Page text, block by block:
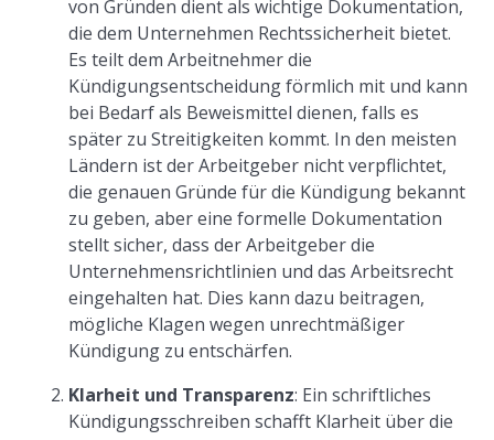
von Gründen dient als wichtige Dokumentation,
die dem Unternehmen Rechtssicherheit bietet.
Es teilt dem Arbeitnehmer die
Kündigungsentscheidung förmlich mit und kann
bei Bedarf als Beweismittel dienen, falls es
später zu Streitigkeiten kommt. In den meisten
Ländern ist der Arbeitgeber nicht verpflichtet,
die genauen Gründe für die Kündigung bekannt
zu geben, aber eine formelle Dokumentation
stellt sicher, dass der Arbeitgeber die
Unternehmensrichtlinien und das Arbeitsrecht
eingehalten hat. Dies kann dazu beitragen,
mögliche Klagen wegen unrechtmäßiger
Kündigung zu entschärfen.
Klarheit und Transparenz: Ein schriftliches
Kündigungsschreiben schafft Klarheit über die